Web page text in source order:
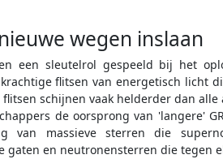
wegen inslaan
een sleutelrol gespeeld bij het
flitsen van energetisch licht
schijnen vaak helderder dan
de oorsprong van 'langere'
van massieve sterren die
en neutronensterren die tegen